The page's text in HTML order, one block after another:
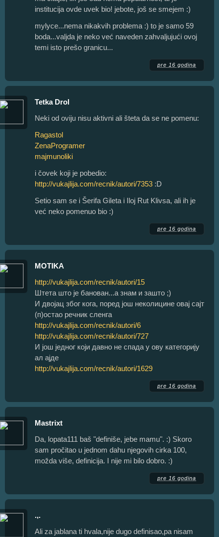
institucija ovde uvek bio! jebote, još se smejem :)
mylyce...nema nikakvih problema :) to je samo 59
boda...valjda je neko već naveden zahvaljujući ovoj
temi isto prešo granicu...
pre 16 godina
Tetka Drol
Neki od oviju nisu aktivni ali šteta da se ne pomenu:
Ragastol
ZenaProgramer
majmunoliki
i čovek koji je pobedio:
http://vukajlija.com/recnik/autori/7353 :D
Setio sam se i Šerifa Gileta i Iloj Rut Klivsa, ali ih je
već neko pomenuo bio :)
pre 16 godina
MOTIKA
http://vukajlija.com/recnik/autori/15
Штета што је банован...а знам и зашто ;)
И двојац због кога, поред још неколицине овај сајт
(п)остао речник сленга
http://vukajlija.com/recnik/autori/6
http://vukajlija.com/recnik/autori/727
И још једног који давно не спада у ову категорију
ал ајде
http://vukajlija.com/recnik/autori/1629
pre 16 godina
Mastrixt
Da, lopata111 baš "definiše, jebe mamu". :) Skoro
sam pročitao u jednom dahu njegovih cirka 100,
možda više, definicija. I nije mi bilo dobro. :)
pre 16 godina
.,.
Ali za jablana ti hvala,nije dugo definisao,pa nisam